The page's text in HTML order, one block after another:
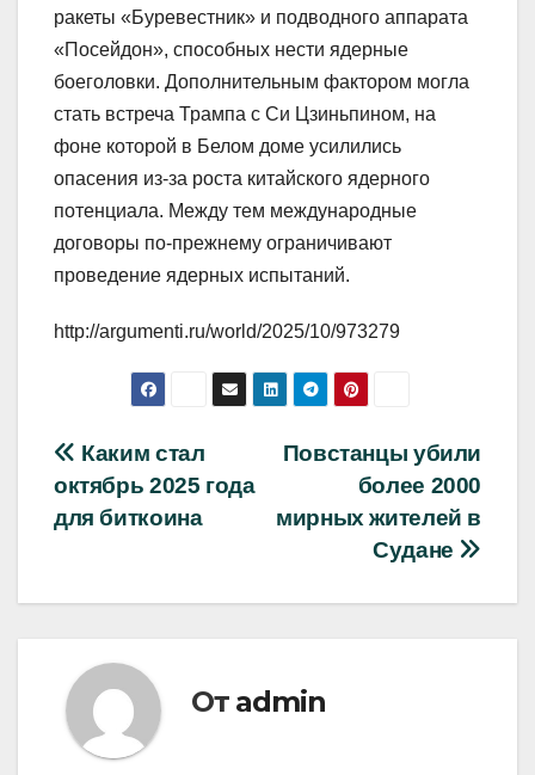
ракеты «Буревестник» и подводного аппарата
«Посейдон», способных нести ядерные
боеголовки. Дополнительным фактором могла
стать встреча Трампа с Си Цзиньпином, на
фоне которой в Белом доме усилились
опасения из-за роста китайского ядерного
потенциала. Между тем международные
договоры по-прежнему ограничивают
проведение ядерных испытаний.
http://argumenti.ru/world/2025/10/973279
Навигация
по
Повстанцы убили
более 2000
мирных жителей в
Судане
Каким стал
октябрь 2025 года
для биткоина
От admin